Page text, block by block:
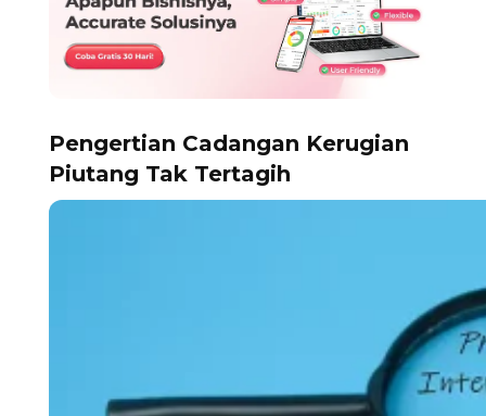
Pengertian Cadangan Kerugian
Piutang Tak Tertagih